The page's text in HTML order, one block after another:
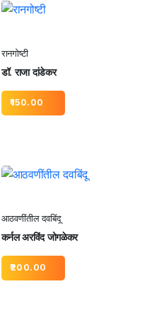
रानगोष्टी
डॉ. राजा दांडेकर
150.00
आठवणींतील दवबिंदू
कर्नल अरविंद जोगळेकर
200.00